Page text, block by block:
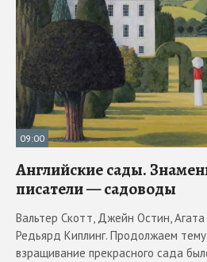
09:00
Английские сады.
писатели — садоводы
Вальтер Скотт, Джейн Остин,
Редьярд Киплинг. Продолжаем тему
взращивание прекрасного сада